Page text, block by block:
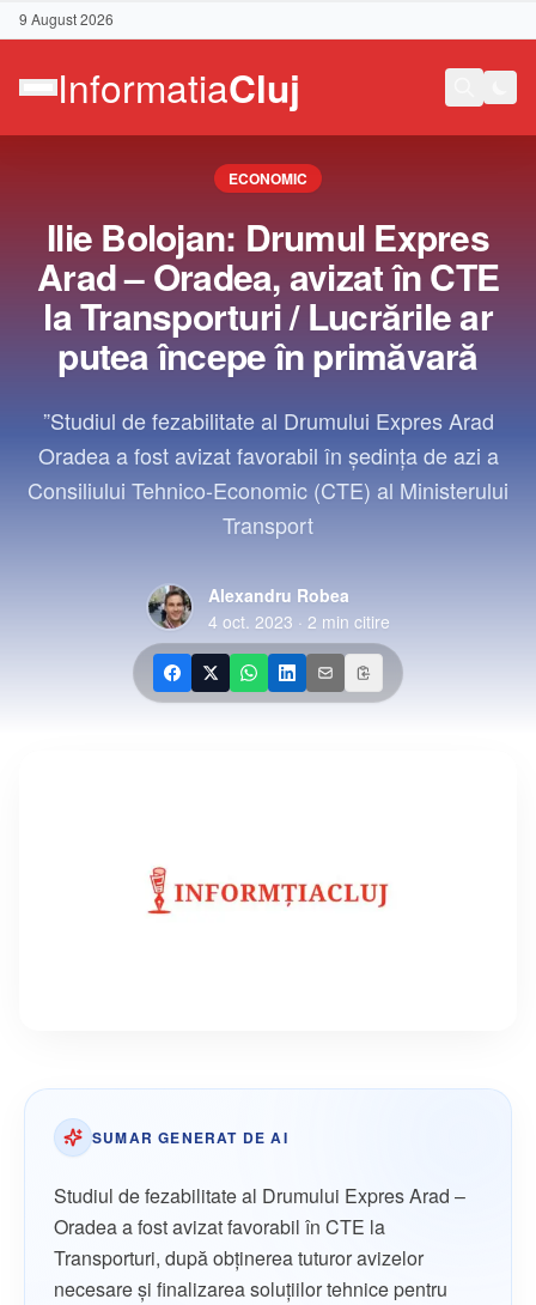
9 August 2026
Contact
ECONOMIC
Ilie Bolojan: Drumul Expres
Arad – Oradea, avizat în CTE
la Transporturi / Lucrările ar
putea începe în primăvară
”Studiul de fezabilitate al Drumului Expres Arad
Oradea a fost avizat favorabil în şedinţa de azi a
Consiliului Tehnico-Economic (CTE) al Ministerului
Transport
Alexandru Robea
4 oct. 2023 · 2 min citire
SUMAR GENERAT DE AI
Studiul de fezabilitate al Drumului Expres Arad –
Oradea a fost avizat favorabil în CTE la
Transporturi, după obținerea tuturor avizelor
necesare și finalizarea soluțiilor tehnice pentru